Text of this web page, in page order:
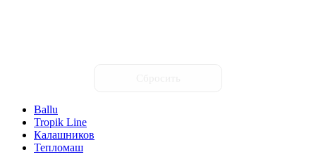
Ballu
Tropik Line
Калашников
Тепломаш